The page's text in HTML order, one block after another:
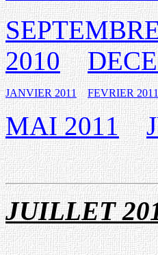
2010
JANVIER 2011 FEVRIER 201
MAI 2011
JUILLET